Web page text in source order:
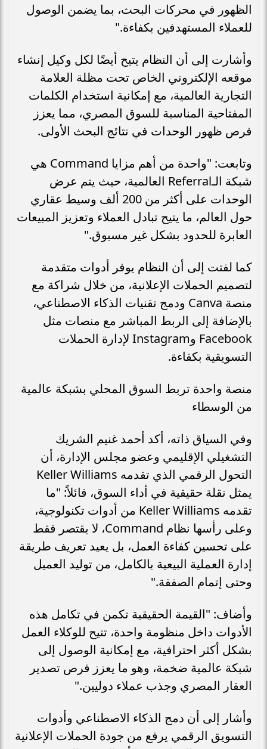
الظهور في محركات البحث، بما يضمن الوصول
للعملاء المستهدفين بكفاءة."
وأشارت إلى أن النظام يتيح أيضًا لكل وكيل إنشاء
موقعه الإلكتروني الخاص تحت مظلة العلامة
التجارية العالمية، مع إمكانية استخدام الكلمات
المفتاحية المناسبة للسوق المصري، مما يعزز
فرص ظهور الوحدات في نتائج البحث الأولى.
وتابعت: "واحدة من أهم مزايا Command هي
شبكة الـReferral العالمية، حيث يتم عرض
الوحدات على أكثر من 200 ألف وسيط عقاري
حول العالم، ما يتيح تبادل العملاء وتعزيز المبيعات
العابرة للحدود بشكل غير مسبوق."
كما لفتت إلى أن النظام يوفر أدوات متقدمة
لتصميم الحملات الإعلانية، من خلال شراكة مع
منصة Canva ودمج تقنيات الذكاء الاصطناعي،
بالإضافة إلى الربط المباشر مع منصات مثل
Facebook وInstagram لإدارة الحملات
التسويقية بكفاءة.
منصة واحدة تربط السوق المحلي بشبكة عالمية
من الوسطاء
وفي السياق ذاته، أكد أحمد غنيم الشريك
التشغيلي الإقليمي وعضو مجلس الإدارة، أن
التحول الرقمي الذي تقدمه Keller Williams
يمثل نقلة حقيقية في أداء السوق، قائلاً: "ما
تقدمه Keller Williams من أدوات تكنولوجية،
وعلى رأسها نظام Command، لا يقتصر فقط
على تحسين كفاءة العمل، بل يعيد تعريف طريقة
إدارة العملية البيعية بالكامل، من توليد العميل
وحتى إتمام الصفقة."
وأضاف: "القيمة الحقيقية تكمن في تكامل هذه
الأدوات داخل منظومة واحدة، تتيح للوكلاء العمل
بشكل أكثر احترافية، مع إمكانية الوصول إلى
شبكة عالمية ضخمة، وهو ما يعزز فرص تصدير
العقار المصري وجذب عملاء دوليين."
وأشار إلى أن دمج الذكاء الاصطناعي وأدوات
التسويق الرقمي يرفع من جودة الحملات الإعلانية